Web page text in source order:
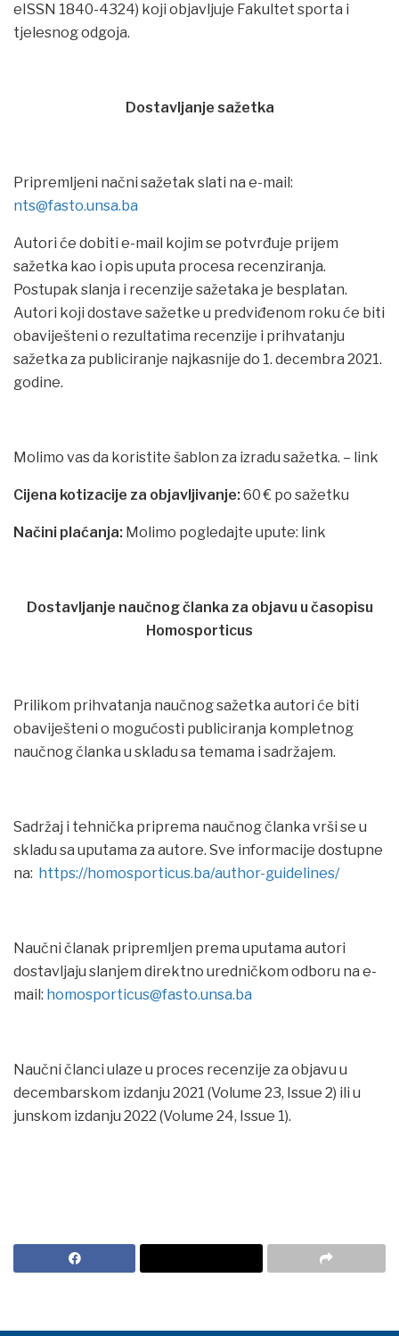
eISSN 1840-4324) koji objavljuje Fakultet sporta i
tjelesnog odgoja.
Dostavljanje sažetka
Pripremljeni načni sažetak slati na e-mail:
nts@fasto.unsa.ba
Autori će dobiti e-mail kojim se potvrđuje prijem
sažetka kao i opis uputa procesa recenziranja.
Postupak slanja i recenzije sažetaka je besplatan.
Autori koji dostave sažetke u predviđenom roku će biti
obaviješteni o rezultatima recenzije i prihvatanju
sažetka za publiciranje najkasnije do 1. decembra 2021.
godine.
Molimo vas da koristite šablon za izradu sažetka. – link
Cijena kotizacije za objavljivanje: 60 € po sažetku
Načini plaćanja: Molimo pogledajte upute: link
Dostavljanje naučnog članka za objavu u časopisu
Homosporticus
Prilikom prihvatanja naučnog sažetka autori će biti
obaviješteni o mogućosti publiciranja kompletnog
naučnog članka u skladu sa temama i sadržajem.
Sadržaj i tehnička priprema naučnog članka vrši se u
skladu sa uputama za autore. Sve informacije dostupne
na: https://homosporticus.ba/author-guidelines/
Naučni članak pripremljen prema uputama autori
dostavljaju slanjem direktno uredničkom odboru na e-
mail: homosporticus@fasto.unsa.ba
Naučni članci ulaze u proces recenzije za objavu u
decembarskom izdanju 2021 (Volume 23, Issue 2) ili u
junskom izdanju 2022 (Volume 24, Issue 1).